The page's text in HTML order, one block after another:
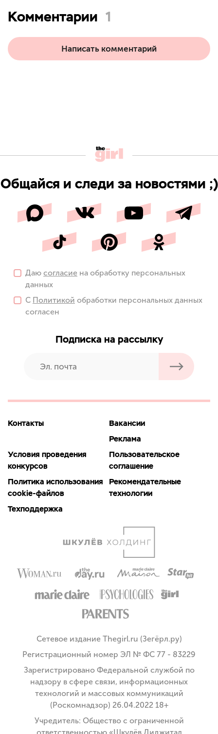
Комментарии 1
Написать комментарий
Общайся и следи за новостями ;)
Даю согласие на обработку персональных
данных
С Политикой обработки персональных данных
согласен
Подписка на рассылку
Контакты
Вакансии
Реклама
Условия проведения
конкурсов
Пользовательское
соглашение
Политика использования
cookie-файлов
Рекомендательные
технологии
Техподдержка
Сетевое издание Thegirl.ru (Зегёрл.ру)
Регистрационный номер ЭЛ № ФС 77 - 83229
Зарегистрировано Федеральной службой по
надзору в сфере связи, информационных
технологий и массовых коммуникаций
(Роскомнадзор) 26.04.2022 18+
Учредитель: Общество с ограниченной